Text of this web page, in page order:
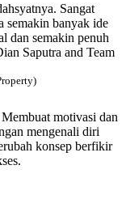
Sangat
semakin banyak ide
dan semakin penuh
Saputra and Team
motivasi dan
mengenali diri
konsep berfikir